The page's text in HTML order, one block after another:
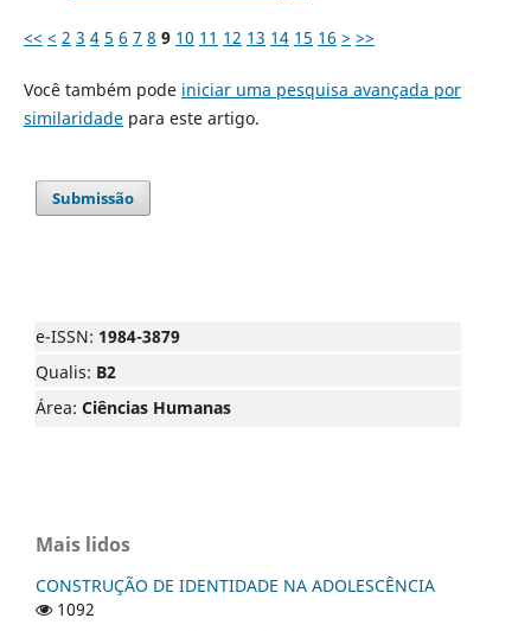
<< < 2 3 4 5 6 7 8 9 10 11 12 13 14 15 16 > >>
Você também pode iniciar uma pesquisa avançada por
similaridadepara este artigo.
Submissão
e-ISSN: 1984-3879
Qualis: B2
Área: Ciências Humanas
Mais lidos
CONSTRUÇÃO DE IDENTIDADE NA ADOLESCÊNCIA
1092